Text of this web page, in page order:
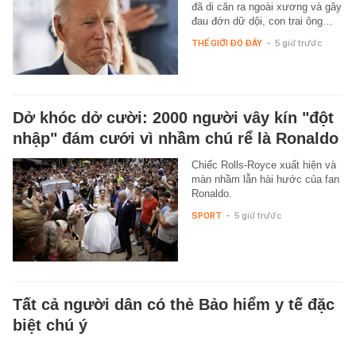
đã di căn ra ngoài xương và gây
đau đớn dữ dội, con trai ông…
THẾ GIỚI ĐÓ ĐÂY - 5 giờ trước
Dở khóc dở cười: 2000 người vây kín "đột
nhập" đám cưới vì nhầm chú rể là Ronaldo
Chiếc Rolls-Royce xuất hiện và
màn nhầm lẫn hài hước của fan
Ronaldo.
SPORT - 5 giờ trước
Tất cả người dân có thẻ Bảo hiểm y tế đặc
biệt chú ý